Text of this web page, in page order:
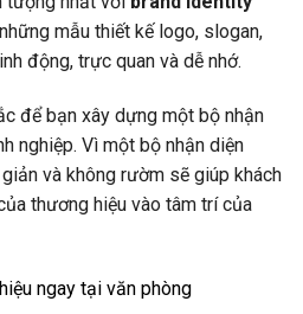
mẫu thiết kế logo, slogan,
động, trực quan và dễ nhớ.
để bạn xây dựng một bộ nhận
nghiệp. Vì một bộ nhận diện
và không rườm sẽ giúp khách
thương hiệu vào tâm trí của
ngay tại văn phòng